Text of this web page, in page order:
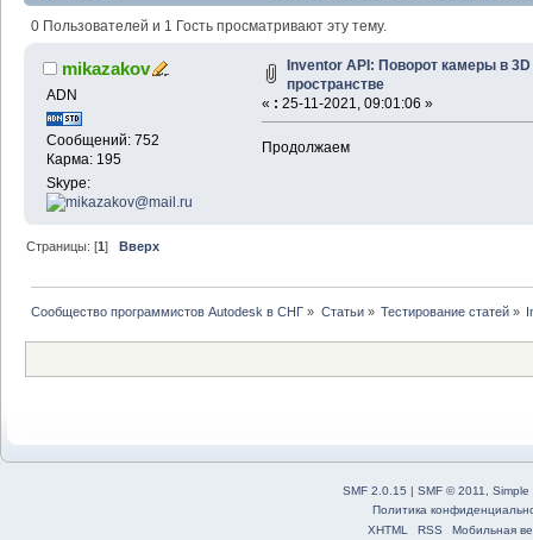
23437 раз)
0 Пользователей и 1 Гость просматривают эту тему.
mikazakov
ADN
Сообщений: 752
Карма: 195
Skype:
Inventor API: Поворот камеры в 3D
пространстве
« : 25-11-2021, 09:01:06 »
Продолжаем
Страницы: [1]Вверх
Сообщество программистов Autodesk в СНГ » Статьи» Тестирование статей»
SMF 2.0.15 | SMF © 2011
Simple
Политика
XHTML
RSS Мобильная